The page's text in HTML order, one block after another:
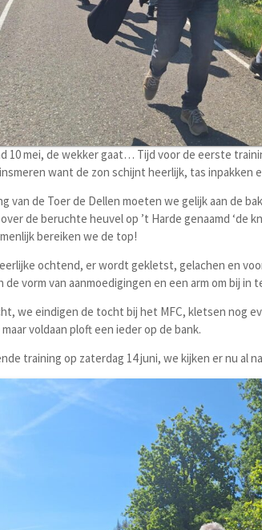
10 mei, de wekker gaat… Tijd voor de eerste
want de zon schijnt heerlijk, tas inpakken
van de Toer de Dellen moeten we gelijk aan de
de beruchte heuvel op ’t Harde genaamd ‘de
bereiken we de top!
ochtend, er wordt gekletst, gelachen en
vorm van aanmoedigingen en een arm om bij in
we eindigen de tocht bij het MFC, kletsen nog
voldaan ploft een ieder op de bank.
training op zaterdag 14 juni, we kijken er nu al